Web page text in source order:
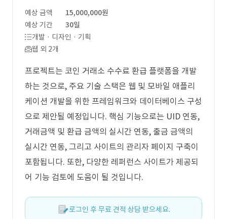
예상 금액
15,000,000원
예상 기간
30일
개발 · 디자인 · 기획
웹 외 2개
프로젝트는 코인 거래소 수수료 환급 플랫폼을 개발
하는 것으로, 주요 기술 스택은 웹 및 모바일 애플리
케이션 개발을 위한 프레임워크와 데이터베이스 구성
으로 제안될 예정입니다. 핵심 기능으로는 UID 연동,
거래금액 및 환급 금액의 실시간 연동, 출금 금액의
실시간 연동, 그리고 사이트의 관리자 페이지 구축이
포함됩니다. 또한, 다양한 레퍼런스 사이트가 제공되
어 기능 검토에 도움이 될 것입니다.
로그인 후 무료 견적 상담 받으세요.